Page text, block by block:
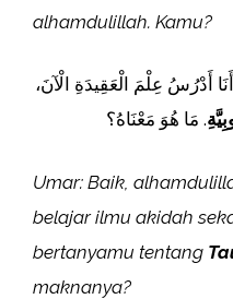
alhamdulillah. Kamu?
أَدْرُسُ عِلْمَ الْعَقِيدَةِ الْآنَ،
. مَا هُوَ مَعْنَاهُ؟
Umar: Baik,
belajar ilmu akidah
bertanyamu tentang
maknanya?